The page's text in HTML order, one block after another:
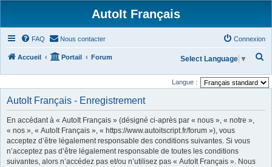
AutoIt Français
FAQ Nous contacter Connexion
Accueil Portail Forum
c
Select Language ▼
Langue :
AutoIt Français - Enregistrement
En accédant à « AutoIt Français » (désigné ci-après par « nous », « notre »,
« nos », « AutoIt Français », « https://www.autoitscript.fr/forum »), vous
acceptez d’être légalement responsable des conditions suivantes. Si vous
n’acceptez pas d’être légalement responsable de toutes les conditions
suivantes, alors n’accédez pas et/ou n’utilisez pas « AutoIt Français ». Nous